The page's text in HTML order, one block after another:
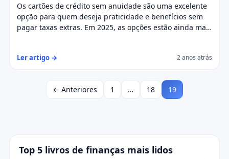
Os cartões de crédito sem anuidade são uma excelente
opção para quem deseja praticidade e benefícios sem
pagar taxas extras. Em 2025, as opções estão ainda mais
vamos apresentar os melhores cartões de crédito sem
anuidade em 2025, suas vantagens e como solicitar.
Ler artigo → 2 anos atrás
← Anteriores 1 … 18 19
Top 5 livros de finanças mais lidos